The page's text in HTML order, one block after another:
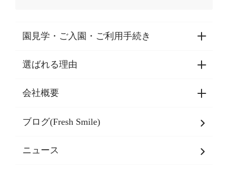
園見学・ご入園・ご利用手続き
園見学・ご入園・ご利用手続き
東京都認証保育所空き状況
選ばれる理由
選ばれる理由一覧
乳児期・幼児期・
会社概要
会社概要
ブログ(Fresh Smile)
ニュース